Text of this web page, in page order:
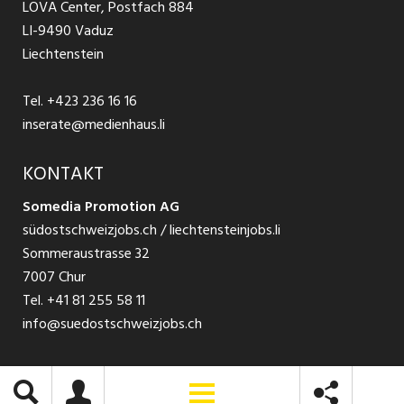
Jobs in der Südostschweiz
Temporär Jobs
Teilzeit Jobs
Praktikum
Ratgeber Bewerbung / Rekrutierung
Datenschutzbestimmungen
Nutzungsbedingungen
Impressum
LOVA Center, Postfach 884
LI-9490 Vaduz
Liechtenstein
Tel. +423 236 16 16
inserate@medienhaus.li
KONTAKT
Somedia Promotion AG
südostschweizjobs.ch / liechtensteinjobs.li
Sommeraustrasse 32
7007 Chur
Tel. +41 81 255 58 11
info@suedostschweizjobs.ch